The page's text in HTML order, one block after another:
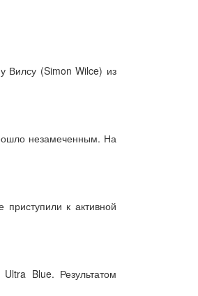
Вилсу (Simon Wilce) из
незамеченным. На
к активной
Blue. Результатом